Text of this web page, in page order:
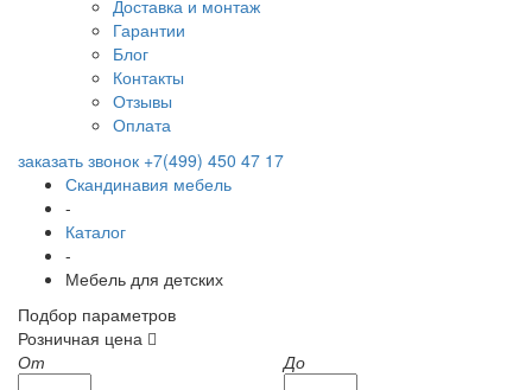
Доставка и монтаж
Гарантии
Блог
Контакты
Отзывы
Оплата
заказать звонок +7(499) 450 47 17
Скандинавия мебель
-
Каталог
-
Мебель для детских
Подбор параметров
Розничная цена
От
До